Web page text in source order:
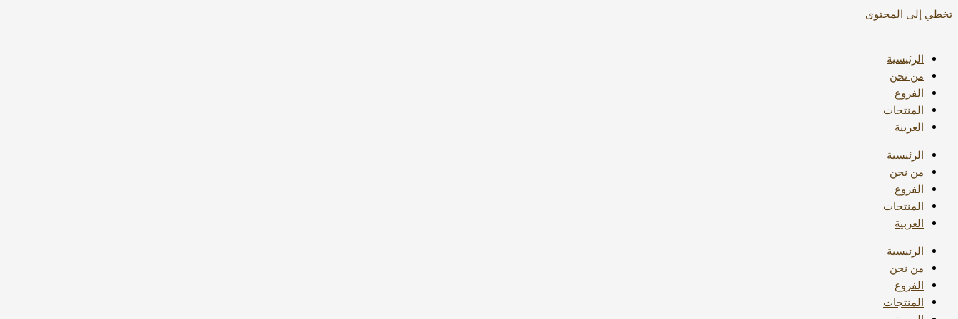
تخطي إلى المحتوى
الرئيسية
من نحن
الفروع
المنتجات
العربية
الرئيسية
من نحن
الفروع
المنتجات
العربية
الرئيسية
من نحن
الفروع
المنتجات